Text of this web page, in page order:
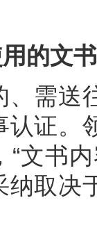
的文
、需送
认证。
“文书
纳取决